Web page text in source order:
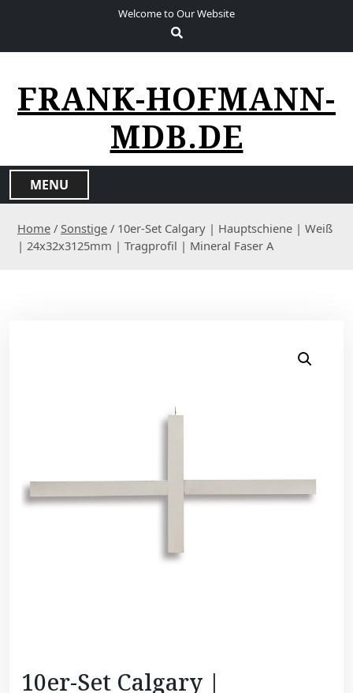
Welcome to Our Website
FRANK-HOFMANN-
MDB.DE
MENU
Home / Sonstige / 10er-Set Calgary | Hauptschiene | Weiß
| 24x32x3125mm | Tragprofil | Mineral Faser A
10er-Set Calgary |